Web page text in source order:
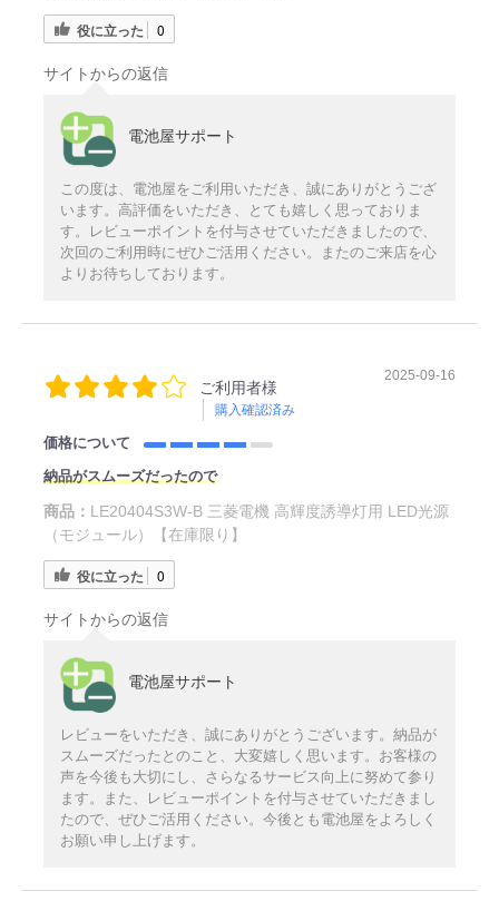
役に立った 0
サイトからの返信
電池屋サポート
この度は、電池屋をご利用いただき、誠にありがとうござ
います。高評価をいただき、とても嬉しく思っておりま
す。レビューポイントを付与させていただきましたので、
次回のご利用時にぜひご活用ください。またのご来店を心
よりお待ちしております。
ご利用者様
購入確認済み
2025-09-16
価格について
納品がスムーズだったので
商品： LE20404S3W-B 三菱電機 高輝度誘導灯用 LED光源
（モジュール）【在庫限り】
役に立った 0
サイトからの返信
電池屋サポート
レビューをいただき、誠にありがとうございます。納品が
スムーズだったとのこと、大変嬉しく思います。お客様の
声を今後も大切にし、さらなるサービス向上に努めて参り
ます。また、レビューポイントを付与させていただきまし
たので、ぜひご活用ください。今後とも電池屋をよろしく
お願い申し上げます。